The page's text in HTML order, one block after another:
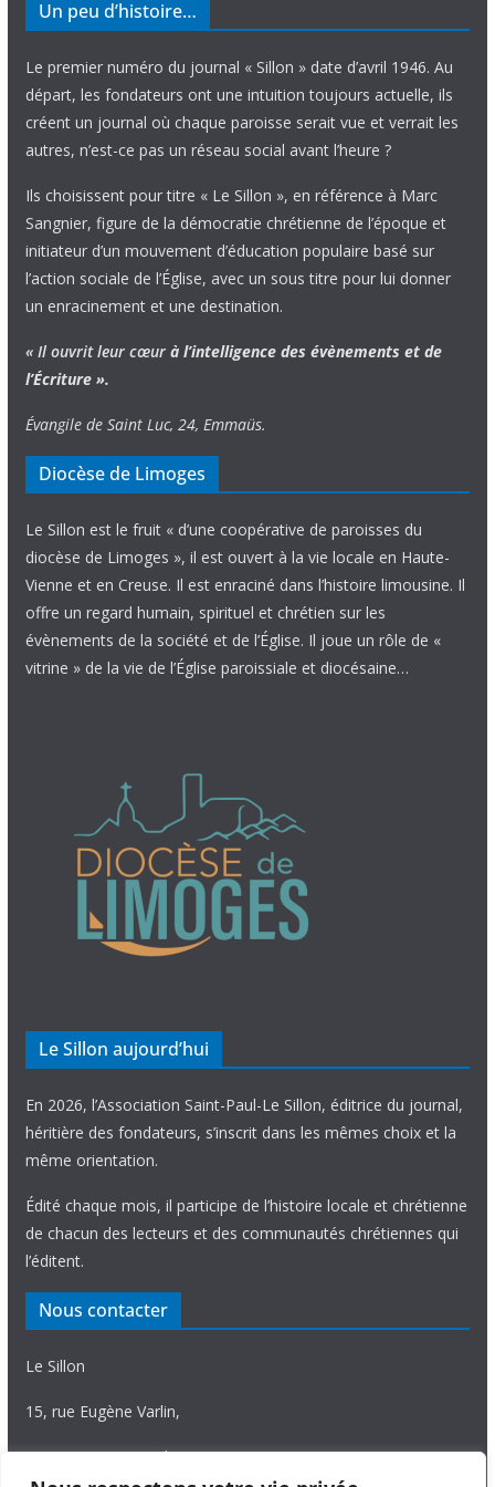
Un peu d’histoire…
Le premier numéro du journal « Sillon » date d’avril 1946. Au
départ, les fondateurs ont une intuition toujours actuelle, ils
créent un journal où chaque paroisse serait vue et verrait les
autres, n’est-ce pas un réseau social avant l’heure ?
Ils choisissent pour titre « Le Sillon », en référence à Marc
Sangnier, figure de la démocratie chrétienne de l’époque et
initiateur d’un mouvement d’éducation populaire basé sur
l’action sociale de l’Église, avec un sous titre pour lui donner
un enracinement et une destination.
« Il ouvrit leur cœur à l’intelligence des évènements et de
l’Écriture ».
Évangile de Saint Luc, 24, Emmaüs.
Diocèse de Limoges
Le Sillon est le fruit « d’une coopérative de paroisses du
diocèse de Limoges », il est ouvert à la vie locale en Haute-
Vienne et en Creuse. Il est enraciné dans l’histoire limousine. Il
offre un regard humain, spirituel et chrétien sur les
évènements de la société et de l’Église. Il joue un rôle de «
vitrine » de la vie de l’Église paroissiale et diocésaine…
Le Sillon aujourd’hui
En 2026, l’Association Saint-Paul-Le Sillon, éditrice du journal,
héritière des fondateurs, s’inscrit dans les mêmes choix et la
même orientation.
Édité chaque mois, il participe de l’histoire locale et chrétienne
de chacun des lecteurs et des communautés chrétiennes qui
l’éditent.
Nous contacter
Le Sillon
15, rue Eugène Varlin,
87036 Limoges Cedex.